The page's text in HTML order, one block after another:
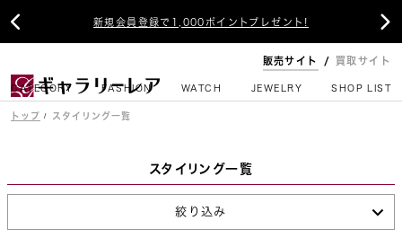
新規会員登録で1,000ポイントプレゼント!
 
販売サイト 買取サイト
CATEGORY FASHION WATCH JEWELRY SHOP LIST
トップ スタイリング一覧
スタイリング一覧
絞り込み